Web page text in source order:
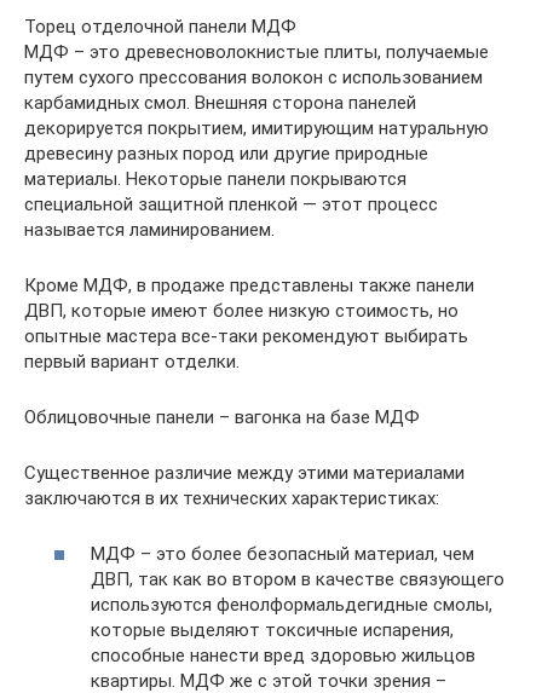
Торец отделочной панели МДФ
МДФ – это древесноволокнистые плиты, получаемые
путем сухого прессования волокон с использованием
карбамидных смол. Внешняя сторона панелей
декорируется покрытием, имитирующим натуральную
древесину разных пород или другие природные
материалы. Некоторые панели покрываются
специальной защитной пленкой — этот процесс
называется ламинированием.
Кроме МДФ, в продаже представлены также панели
ДВП, которые имеют более низкую стоимость, но
опытные мастера все-таки рекомендуют выбирать
первый вариант отделки.
Облицовочные панели – вагонка на базе МДФ
Существенное различие между этими материалами
заключаются в их технических характеристиках:
МДФ – это более безопасный материал, чем
ДВП, так как во втором в качестве связующего
используются фенолформальдегидные смолы,
которые выделяют токсичные испарения,
способные нанести вред здоровью жильцов
квартиры. МДФ же с этой точки зрения –